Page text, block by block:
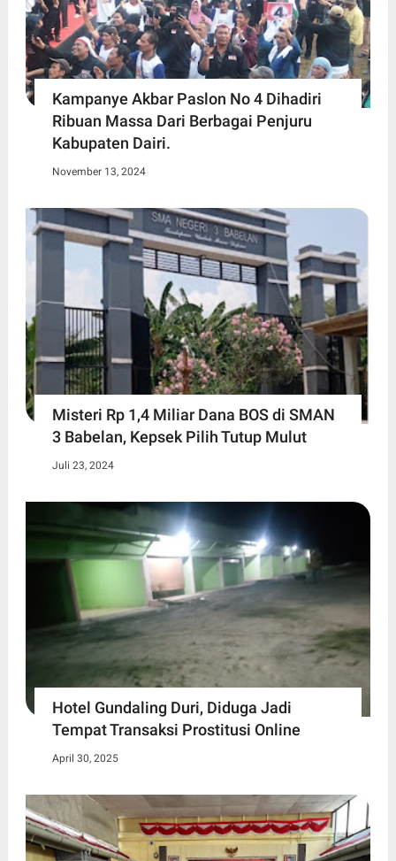
Kampanye Akbar Paslon No 4 Dihadiri
Ribuan Massa Dari Berbagai Penjuru
Kabupaten Dairi.
November 13, 2024
Misteri Rp 1,4 Miliar Dana BOS di SMAN
3 Babelan, Kepsek Pilih Tutup Mulut
Juli 23, 2024
Hotel Gundaling Duri, Diduga Jadi
Tempat Transaksi Prostitusi Online
April 30, 2025